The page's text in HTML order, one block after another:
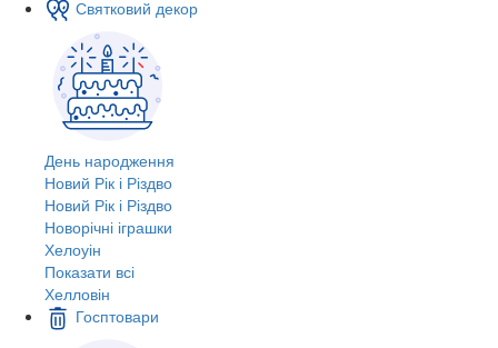
Святковий декор
День народження
Новий Рік і Різдво
Новий Рік і Різдво
Новорічні іграшки
Хелоуін
Показати всі
Хелловін
Госптовари